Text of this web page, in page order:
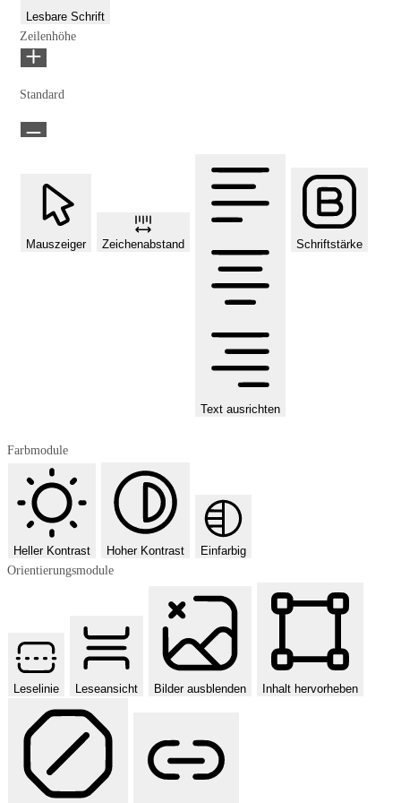
Lesbare Schrift
Zeilenhöhe
Standard
Mauszeiger Zeichenabstand
Text ausrichten
Schriftstärke
Farbmodule
Heller Kontrast Hoher Kontrast
Einfarbig
Orientierungsmodule
Leselinie Leseansicht Bilder ausblenden Inhalt hervorheben